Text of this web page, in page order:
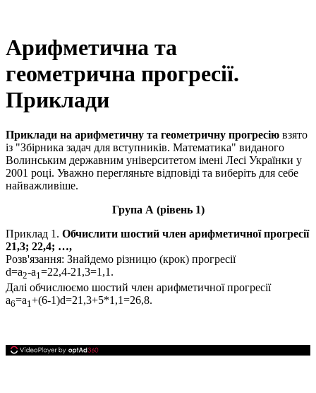
Арифметична та
геометрична прогресії.
Приклади
Приклади на арифметичну та геометричну прогресію взято
із "Збірника задач для вступників. Математика" виданого
Волинським державним університетом імені Лесі Українки у
2001 році. Уважно перегляньте відповіді та виберіть для себе
найважливіше.
Група А (рівень 1)
Приклад 1. Обчислити шостий член арифметичної прогресії
21,3; 22,4; …,
Розв'язання: Знайдемо різницю (крок) прогресії
d=a2-a1=22,4-21,3=1,1.
Далі обчислюємо шостий член арифметичної прогресії
a6=a1+(6-1)d=21,3+5*1,1=26,8.